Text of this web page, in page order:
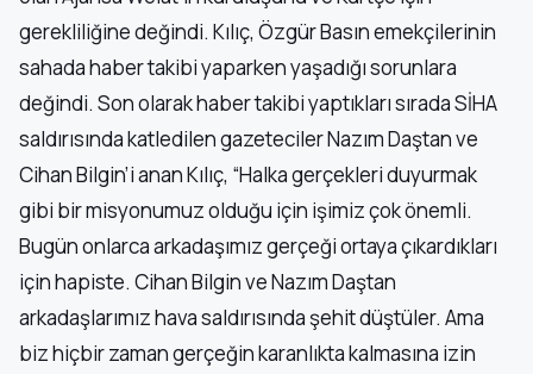
gerekliliğine değindi. Kılıç, Özgür Basın emekçilerinin
sahada haber takibi yaparken yaşadığı sorunlara
değindi. Son olarak haber takibi yaptıkları sırada SİHA
saldırısında katledilen gazeteciler Nazım Daştan ve
Cihan Bilgin’i anan Kılıç, “Halka gerçekleri duyurmak
gibi bir misyonumuz olduğu için işimiz çok önemli.
Bugün onlarca arkadaşımız gerçeği ortaya çıkardıkları
için hapiste. Cihan Bilgin ve Nazım Daştan
arkadaşlarımız hava saldırısında şehit düştüler. Ama
biz hiçbir zaman gerçeğin karanlıkta kalmasına izin